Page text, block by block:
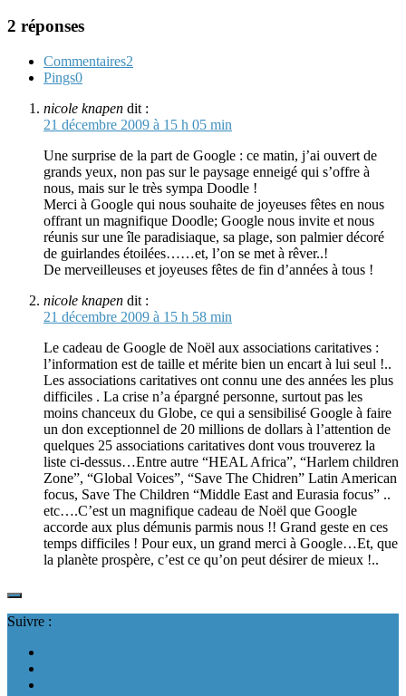
2 réponses
Commentaires2
Pings0
nicole knapen dit :
21 décembre 2009 à 15 h 05 min
Une surprise de la part de Google : ce matin, j’ai ouvert de
grands yeux, non pas sur le paysage enneigé qui s’offre à
nous, mais sur le très sympa Doodle !
Merci à Google qui nous souhaite de joyeuses fêtes en nous
offrant un magnifique Doodle; Google nous invite et nous
réunis sur une île paradisiaque, sa plage, son palmier décoré
de guirlandes étoilées……et, l’on se met à rêver..!
De merveilleuses et joyeuses fêtes de fin d’années à tous !
nicole knapen dit :
21 décembre 2009 à 15 h 58 min
Le cadeau de Google de Noël aux associations caritatives :
l’information est de taille et mérite bien un encart à lui seul !..
Les associations caritatives ont connu une des années les plus
difficiles . La crise n’a épargné personne, surtout pas les
moins chanceux du Globe, ce qui a sensibilisé Google à faire
un don exceptionnel de 20 millions de dollars à l’attention de
quelques 25 associations caritatives dont vous trouverez la
liste ci-dessus…Entre autre “HEAL Africa”, “Harlem children
Zone”, “Global Voices”, “Save The Chidren” Latin American
focus, Save The Children “Middle East and Eurasia focus” ..
etc….C’est un magnifique cadeau de Noël que Google
accorde aux plus démunis parmis nous !! Grand geste en ces
temps difficiles ! Pour eux, un grand merci à Google…Et, que
la planète prospère, c’est ce qu’on peut désirer de mieux !..
Suivre :